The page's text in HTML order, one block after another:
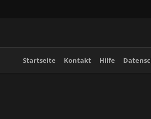
Startseite Kontakt Hilfe